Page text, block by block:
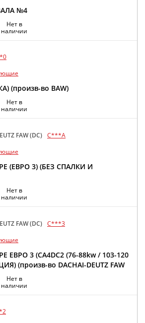
№4
Нет в
наличии
(произв-во BAW)
Нет в
наличии
FAW (DC) C***A
(ЕВРО 3) (БЕЗ СПАЛКИ И
Нет в
наличии
FAW (DC) C***3
ЕВРО 3 (CA4DC2 (76-88kw / 103-120
(произв-во DACHAI-DEUTZ FAW
Нет в
наличии